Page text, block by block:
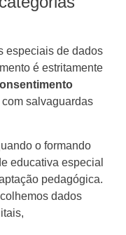
especiais de dados
é estritamente
com salvaguardas
o formando
educativa especial
pedagógica.
dados